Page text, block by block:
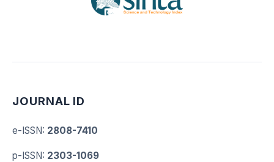
JOURNAL ID
e-ISSN: 2808-7410
p-ISSN: 2303-1069